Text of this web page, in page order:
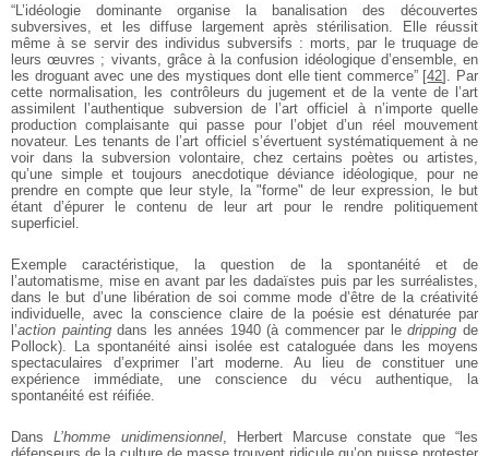
“L’idéologie dominante organise la banalisation des découvertes
subversives, et les diffuse largement après stérilisation. Elle réussit
même à se servir des individus subversifs : morts, par le truquage de
leurs œuvres ; vivants, grâce à la confusion idéologique d’ensemble, en
les droguant avec une des mystiques dont elle tient commerce”[42] . Par
cette normalisation, les contrôleurs du jugement et de la vente de l’art
assimilent l’authentique subversion de l’art officiel à n’importe quelle
production complaisante qui passe pour l’objet d’un réel mouvement
novateur. Les tenants de l’art officiel s’évertuent systématiquement à ne
voir dans la subversion volontaire, chez certains poètes ou artistes,
qu’une simple et toujours anecdotique déviance idéologique, pour ne
prendre en compte que leur style, la "forme" de leur expression, le but
étant d’épurer le contenu de leur art pour le rendre politiquement
superficiel.
Exemple caractéristique, la question de la spontanéité et de
l’automatisme, mise en avant par les dadaïstes puis par les surréalistes,
dans le but d’une libération de soi comme mode d’être de la créativité
individuelle, avec la conscience claire de la poésie est dénaturée par
l’action paintingdans les années 1940 (à commencer par ledripping de
Pollock). La spontanéité ainsi isolée est cataloguée dans les moyens
spectaculaires d’exprimer l’art moderne. Au lieu de constituer une
expérience immédiate, une conscience du vécu authentique, la
spontanéité est réifiée.
DansL’homme unidimensionnel, Herbert Marcuse constate que “les